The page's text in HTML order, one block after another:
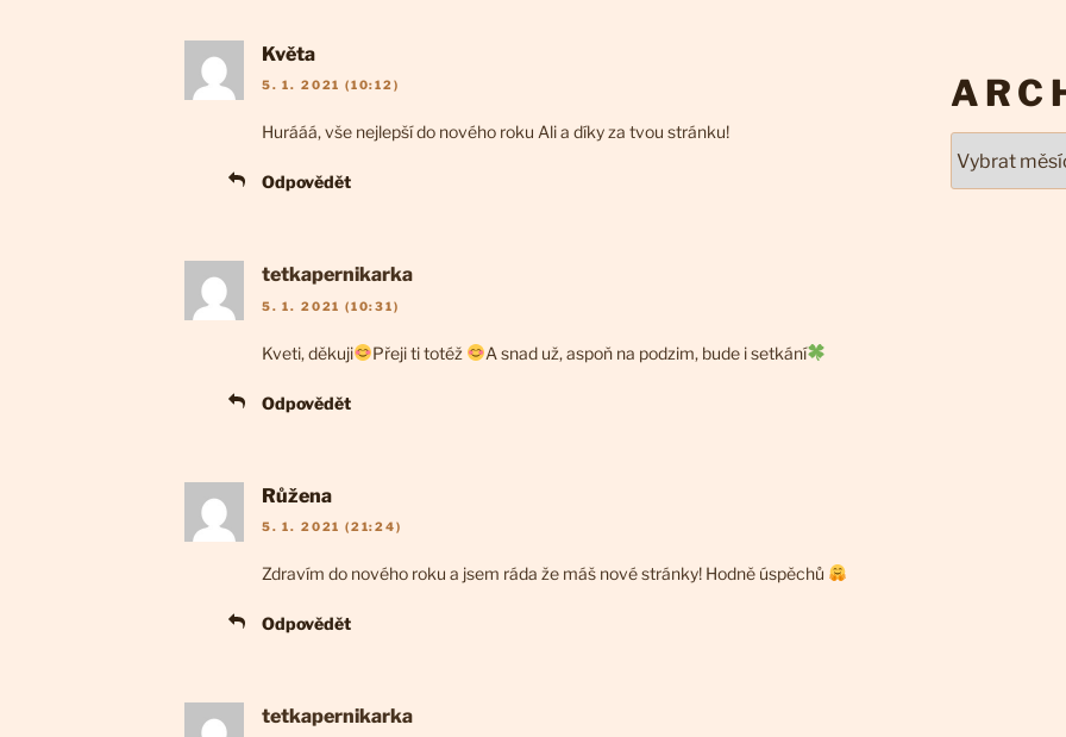
Květa
5. 1. 2021 (10:12)
Hurááá, vše nejlepší do nového roku Ali a díky za tvou stránku!
Odpovědět
tetkapernikarka
5. 1. 2021 (10:31)
Kveti, děkuji Přeji ti totéž A snad už, aspoň na podzim, bude i setkání
Odpovědět
Růžena
5. 1. 2021 (21:24)
Zdravím do nového roku a jsem ráda že máš nové stránky! Hodně úspěchů
Odpovědět
tetkapernikarka